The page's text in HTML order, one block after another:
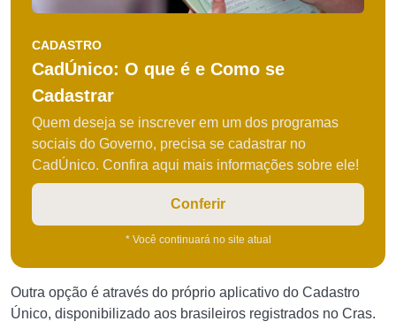
CADASTRO
CadÚnico: O que é e Como se
Cadastrar
Quem deseja se inscrever em um dos programas
sociais do Governo, precisa se cadastrar no
CadÚnico. Confira aqui mais informações sobre ele!
Conferir
* Você continuará no site atual
Outra opção é através do próprio aplicativo do Cadastro
Único, disponibilizado aos brasileiros registrados no Cras.